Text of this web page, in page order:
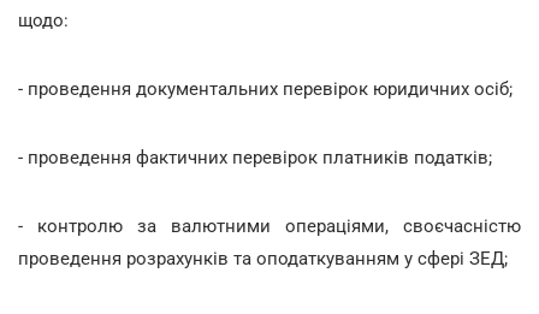
щодо:
- проведення документальних перевірок юридичних осіб;
- проведення фактичних перевірок платників податків;
- контролю за валютними операціями, своєчасністю
проведення розрахунків та оподаткуванням у сфері ЗЕД;